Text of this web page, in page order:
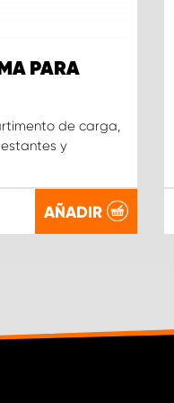
PARA
de carga,
y
AÑADIR